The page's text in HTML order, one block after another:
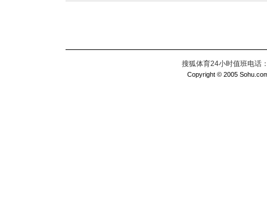
搜狐体育24小时值班电话
Copyright © 2005